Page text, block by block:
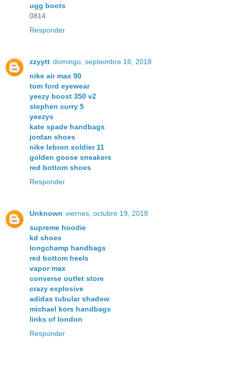
ugg boots
0814
Responder
zzyytt domingo, septiembre 16, 2018
nike air max 90
tom ford eyewear
yeezy boost 350 v2
stephen curry 5
yeezys
kate spade handbags
jordan shoes
nike lebron soldier 11
golden goose sneakers
red bottom shoes
Responder
Unknown viernes, octubre 19, 2018
supreme hoodie
kd shoes
longchamp handbags
red bottom heels
vapor max
converse outlet store
crazy explosive
adidas tubular shadow
michael kors handbags
links of london
Responder